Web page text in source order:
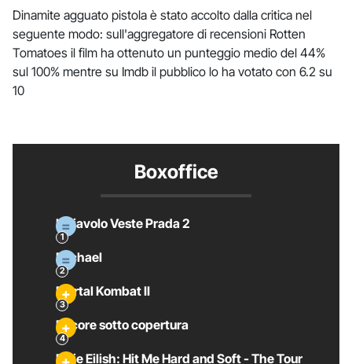
Dinamite agguato pistola è stato accolto dalla critica nel
seguente modo: sull'aggregatore di recensioni Rotten
Tomatoes il film ha ottenuto un punteggio medio del 44%
sul 100% mentre su Imdb il pubblico lo ha votato con 6.2 su
10
Boxoffice
Il Diavolo Veste Prada 2
Michael
Mortal Kombat II
Pecore sotto copertura
Billie Eilish: Hit Me Hard and Soft - The Tour